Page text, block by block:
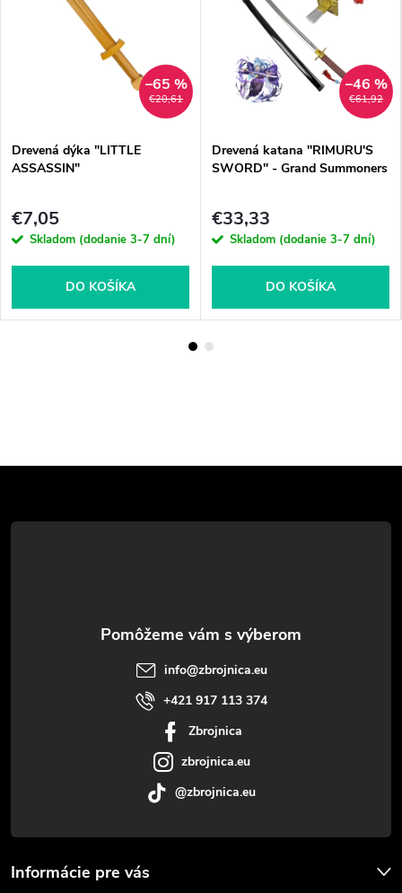
€20,61
–65 %
Drevená dýka "LITTLE
ASSASSIN"
€7,05
Skladom (dodanie 3-7 dní)
DO KOŠÍKA
€61,92
–46 %
Drevená katana "RIMURU'S
SWORD" - Grand Summoners
€33,33
Skladom (dodanie 3-7 dní)
DO KOŠÍKA
á
Informácie pre vás
info@zbrojnica.eu
+421 917 113 374
Zbrojnica
zbrojnica.eu
@zbrojnica.eu